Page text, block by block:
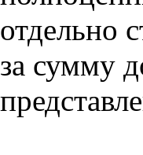
отдельно
за сумму